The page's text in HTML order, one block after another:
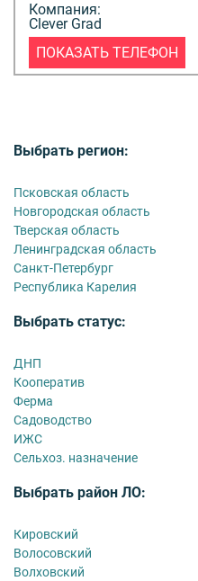
Компания:
Clever Grad
ПОКАЗАТЬ ТЕЛЕФОН
Выбрать регион:
Псковская область
Новгородская область
Тверская область
Ленинградская область
Санкт-Петербург
Республика Карелия
Выбрать статус:
ДНП
Кооператив
Ферма
Садоводство
ИЖС
Сельхоз. назначение
Выбрать район ЛО:
Кировский
Волосовский
Волховский